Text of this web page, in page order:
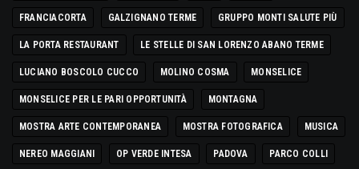
FRANCIACORTA GALZIGNANO TERME GRUPPO MONTI SALUTE PIÙ
LA PORTA RESTAURANT LE STELLE DI SAN LORENZO ABANO TERME
LUCIANO BOSCOLO CUCCO MOLINO COSMA MONSELICE
MONSELICE PER LE PARI OPPORTUNITÀ MONTAGNA
MOSTRA ARTE CONTEMPORANEA MOSTRA FOTOGRAFICA MUSICA
NEREO MAGGIANI OP VERDE INTESA PADOVA PARCO COLLI